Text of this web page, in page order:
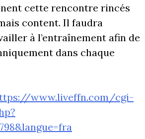
cette rencontre rincés
content. Il faudra
à l’entraînement afin de
dans chaque
www.liveffn.com/cgi-